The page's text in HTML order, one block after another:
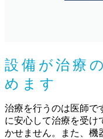
設備が治療
めます
治療を行うのは医師で
に安心して治療を受け
かせません。また、機